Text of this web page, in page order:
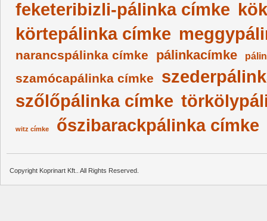
feketeribizli-pálinka címke
körtepálinka címke
narancspálinka címke pálinkacímke
szamócapálinka címke
szőlőpálinka címke
witz címke őszibarackpálinka címke
Copyright Koprinart Kft.. All Rights Reserved.